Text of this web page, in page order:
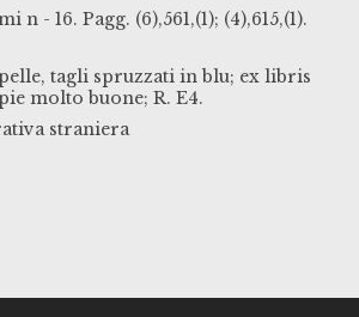
n - 16. Pagg. (6),561,(1); (4),615,(1).
tagli spruzzati in blu; ex libris
molto buone; R. E4.
straniera